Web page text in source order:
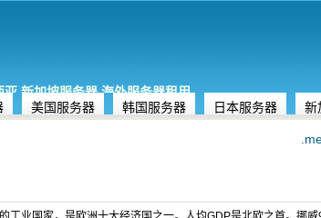
,新加坡服务器,海外服务器租用
美国服务器 韩国服务器 日本服务器 新